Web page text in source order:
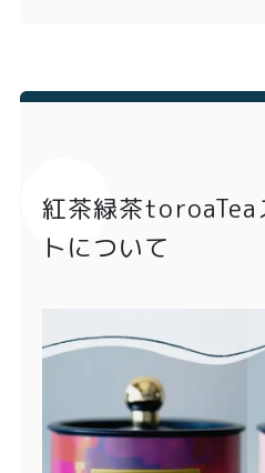
紅茶緑茶toroaTea
トについて